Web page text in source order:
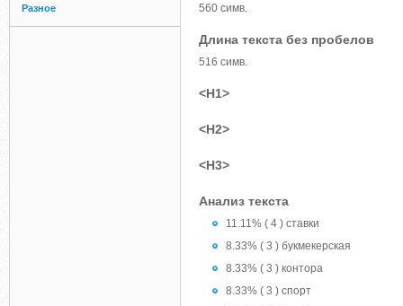
Разное 560 симв.
Длина текста без пробелов
516 симв.
<H1>
<H2>
<H3>
Анализ текста
11.11% ( 4 ) ставки
8.33% ( 3 ) букмекерская
8.33% ( 3 ) контора
8.33% ( 3 ) спорт